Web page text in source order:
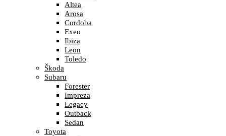
Altea
Arosa
Cordoba
Exeo
Ibiza
Leon
Toledo
Škoda
Subaru
Forester
Impreza
Legacy
Outback
Sedan
Toyota